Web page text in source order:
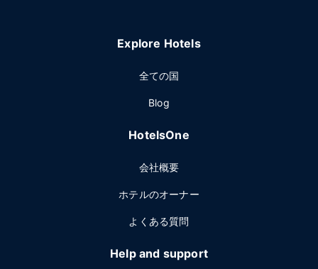
Explore Hotels
全ての国
Blog
HotelsOne
会社概要
ホテルのオーナー
よくある質問
Help and support